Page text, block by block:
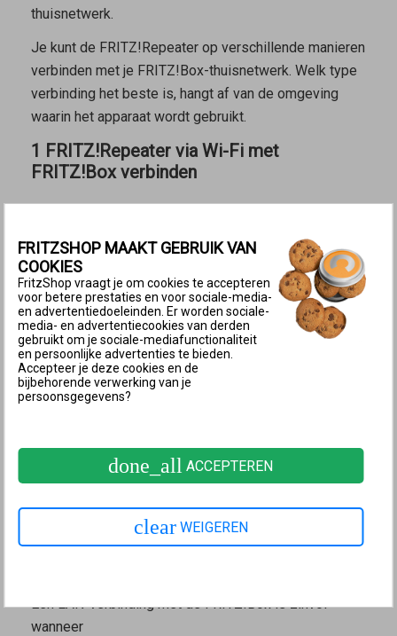
thuisnetwerk.
Je kunt de FRITZ!Repeater op verschillende manieren
verbinden met je FRITZ!Box-thuisnetwerk. Welk type
verbinding het beste is, hangt af van de omgeving
waarin het apparaat wordt gebruikt.
1 FRITZ!Repeater via Wi-Fi met
FRITZ!Box verbinden
wanneer
de FRITZ!Repeater binnen het Wi-Fi-bereik van de
FRITZ!Box moet worden geplaatst.
een apparaat zonder Wi-Fi-functie, bijvoorbeeld een
IPTV-ontvanger, via de LAN-poort van de
FRITZ!Repeater moet worden geïntegreerd in het
thuisnetwerk.
moet worden verplaatst.
Zo ga je te werk:FRITZ!Repeater via Wi-Fi verbinden
2 FRITZ!Repeater via LAN met FRITZ!Box
verbinden
Een LAN-verbinding met de FRITZ!Box is zinvol
wanneer
FRITZSHOP MAAKT GEBRUIK VAN
COOKIES
FritzShop vraagt je om cookies te accepteren
voor betere prestaties en voor sociale-media-
en advertentiedoeleinden. Er worden sociale-
media- en advertentiecookies van derden
gebruikt om je sociale-mediafunctionaliteit
en persoonlijke advertenties te bieden.
Accepteer je deze cookies en de
bijbehorende verwerking van je
persoonsgegevens?
done_all ACCEPTEREN
clear WEIGEREN